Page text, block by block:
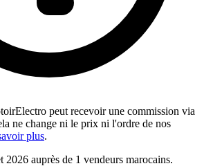
peut recevoir une commission via
ne change ni le prix ni l'ordre de nos
plus.
auprès de 1 vendeurs marocains.